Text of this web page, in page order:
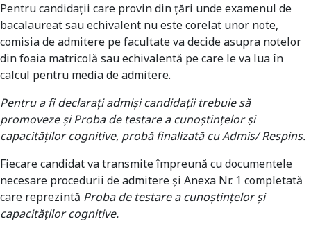
Pentru candidații care provin din țări unde examenul de
bacalaureat sau echivalent nu este corelat unor note,
comisia de admitere pe facultate va decide asupra notelor
din foaia matricolă sau echivalentă pe care le va lua în
calcul pentru media de admitere.
Pentru a fi declaraţi admişi candidaţii trebuie să
promoveze şi Proba de testare a cunoştinţelor şi
capacităţilor cognitive, probă finalizată cu Admis/ Respins.
Fiecare candidat va transmite împreună cu documentele
necesare procedurii de admitere și Anexa Nr. 1 completată
care reprezintă Proba de testare a cunoştinţelor şi
capacităţilor cognitive.